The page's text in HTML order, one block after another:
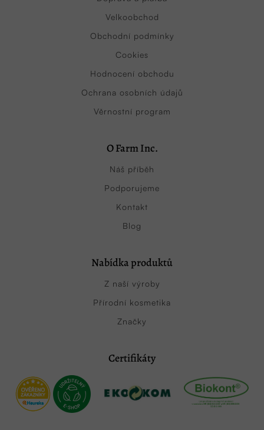
Velkoobchod
Obchodní podmínky
Cookies
Hodnocení obchodu
Ochrana osobních údajů
Věrnostní program
O Farm Inc.
Náš příběh
Podporujeme
Kontakt
Blog
Nabídka produktů
Z naší výroby
Přírodní kosmetika
Značky
Certifikáty